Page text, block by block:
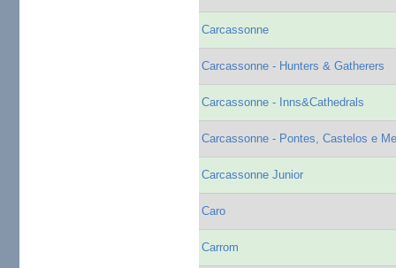
Carcassonne
Carcassonne - Hunters & Gatherers
Carcassonne - Inns&Cathedrals
Carcassonne - Pontes, Castelos e
Carcassonne Junior
Caro
Carrom